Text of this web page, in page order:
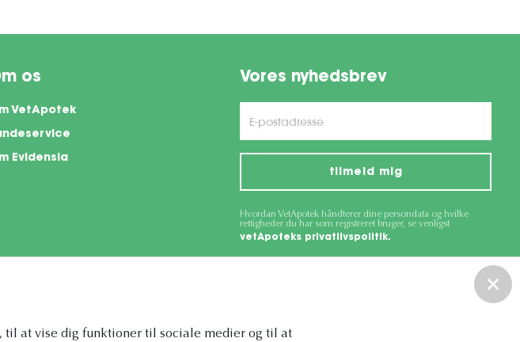
til at vise dig funktioner til sociale medier og til at
os
VetApotek
Evidensia
Vores nyhedsbrev
tilmeld mig
Hvordan VetApotek håndterer dine persondata og hvilke
rettigheder du har som registreret bruger, se venligst
vetApoteks privatlivspolitik.